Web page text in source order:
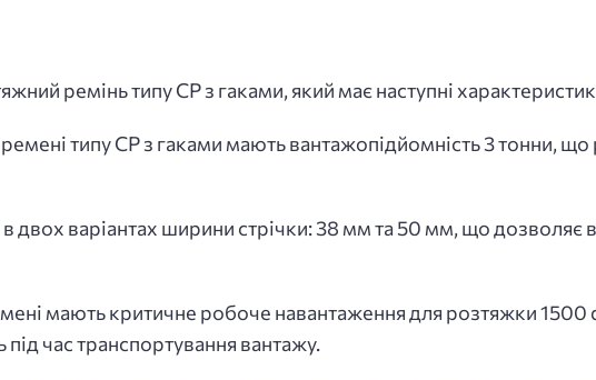
ремінь типу СР з гаками, який має наступні
типу СР з гаками мають вантажопідйомність 3 тонни, що
в двох варіантах ширини стрічки: 38 мм та 50 мм, що дозволяє
мають критичне робоче навантаження для розтяжки 1500
під час транспортування вантажу.